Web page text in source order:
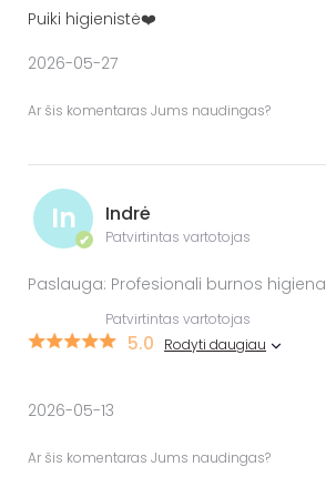
Puiki higienistė❤️
2026-05-27
Ar šis komentaras Jums naudingas?
In
✔
Indrė
Patvirtintas vartotojas
Paslauga: Profesionali burnos higiena
Patvirtintas vartotojas
5.0 Rodyti daugiau
2026-05-13
Ar šis komentaras Jums naudingas?